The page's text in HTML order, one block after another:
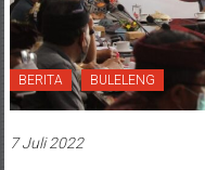
BERITA BULELENG
7 Juli 2022